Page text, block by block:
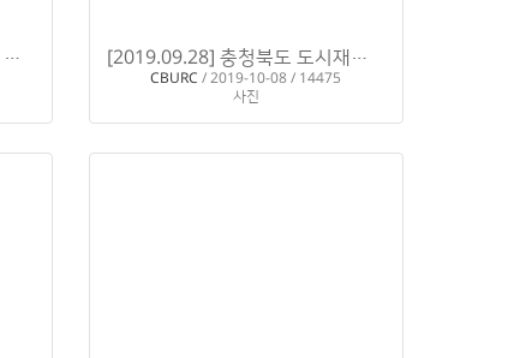
[2019.09.30] 진천군 전략계획 컨설팅 [2019.09.28] 충청북도 도시재생뉴딜 전문가 육성교육 - 퍼실리테이션 Ⅱ
CBURC / 2019-10-08 / 14475
사진